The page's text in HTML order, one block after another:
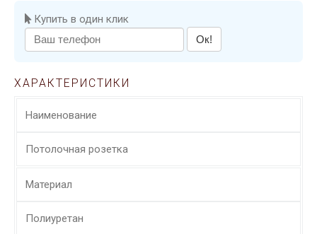
Купить в один клик
Ок!
ХАРАКТЕРИСТИКИ
Наименование
Потолочная розетка
Материал
Полиуретан